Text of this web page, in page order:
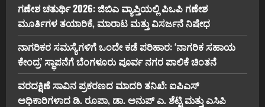
ಗಣೇಶ ಚತುರ್ಥಿ 2026: ಜಿಬಿಎ ವ್ಯಾಪ್ತಿಯಲ್ಲಿ ಪಿಒಪಿ ಗಣೇಶ
ಮೂರ್ತಿಗಳ ತಯಾರಿಕೆ, ಮಾರಾಟ ಮತ್ತು ವಿಸರ್ಜನೆ ನಿಷೇಧ
ನಾಗರಿಕರ ಸಮಸ್ಯೆಗಳಿಗೆ ಒಂದೇ ಕಡೆ ಪರಿಹಾರ: ‘ನಾಗರಿಕ ಸಹಾಯ
ಕೇಂದ್ರ’ ಸ್ಥಾಪನೆಗೆ ಬೆಂಗಳೂರು ಪೂರ್ವ ನಗರ ಪಾಲಿಕೆ ಚಿಂತನೆ
ವರದಕ್ಷಿಣೆ ಸಾವಿನ ಪ್ರಕರಣದ ಮಾದರಿ ತನಿಖೆ: ಐಪಿಎಸ್
ಅಧಿಕಾರಿಗಳಾದ ಡಿ. ರೂಪಾ, ಡಾ. ಅನುಪ್ ಎ. ಶೆಟ್ಟಿ ಮತ್ತು ಎಸಿಪಿ